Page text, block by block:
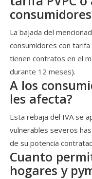
La bajada del
consumidores con
tienen contratos en el
durante 12 meses).
A los
les afecta?
Esta rebaja del IVA se
vulnerables severos
de su potencia
Cuanto
hogares y